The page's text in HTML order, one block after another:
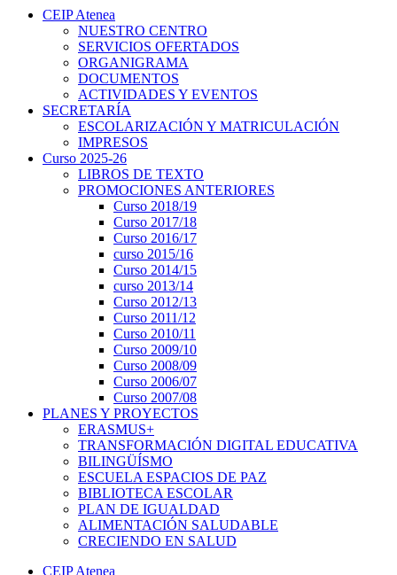
CEIP Atenea
NUESTRO CENTRO
SERVICIOS OFERTADOS
ORGANIGRAMA
DOCUMENTOS
ACTIVIDADES Y EVENTOS
SECRETARÍA
ESCOLARIZACIÓN Y MATRICULACIÓN
IMPRESOS
Curso 2025-26
LIBROS DE TEXTO
PROMOCIONES ANTERIORES
Curso 2018/19
Curso 2017/18
Curso 2016/17
curso 2015/16
Curso 2014/15
curso 2013/14
Curso 2012/13
Curso 2011/12
Curso 2010/11
Curso 2009/10
Curso 2008/09
Curso 2006/07
Curso 2007/08
PLANES Y PROYECTOS
ERASMUS+
TRANSFORMACIÓN DIGITAL EDUCATIVA
BILINGÜÍSMO
ESCUELA ESPACIOS DE PAZ
BIBLIOTECA ESCOLAR
PLAN DE IGUALDAD
ALIMENTACIÓN SALUDABLE
CRECIENDO EN SALUD
CEIP Atenea